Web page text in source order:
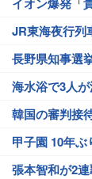
JR東海夜行列
長野県知事選
海水浴で3人
韓国の審判接
甲子園 10年
張本智和が2